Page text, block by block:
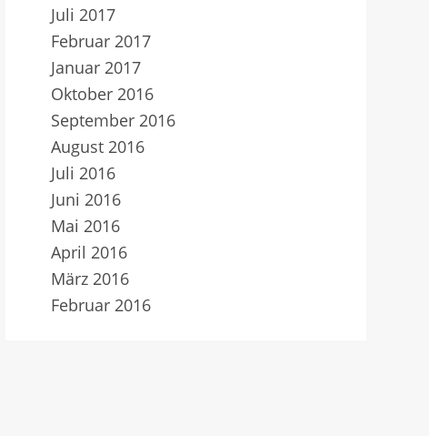
Juli 2017
Februar 2017
Januar 2017
Oktober 2016
September 2016
August 2016
Juli 2016
Juni 2016
Mai 2016
April 2016
März 2016
Februar 2016